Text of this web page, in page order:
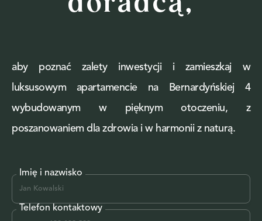
Imię i nazwisko
Telefon kontaktowy
aby poznać zalety inwestycji i zamieszkaj w
luksusowym apartamencie na Bernardyńskiej 4
wybudowanym w pięknym otoczeniu, z
poszanowaniem dla zdrowia i w harmonii z naturą.